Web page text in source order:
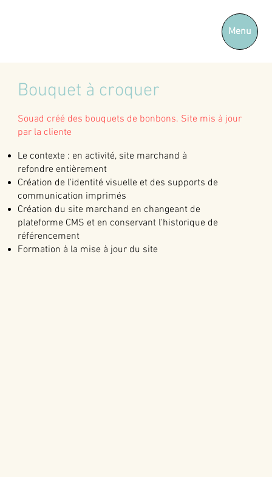
Menu
Bouquet à croquer
Souad créé des bouquets de bonbons. Site mis à jour
par la cliente
Le contexte : en activité, site marchand à
refondre entièrement
Création de l'identité visuelle et des supports de
communication imprimés
Création du site marchand en changeant de
plateforme CMS et en conservant l'historique de
référencement
Formation à la mise à jour du site